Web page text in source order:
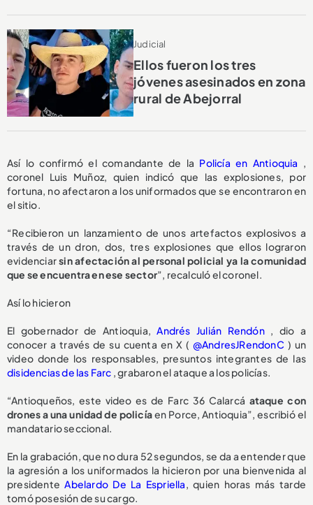
Judicial
Ellos fueron los tres
jóvenes asesinados en zona
rural de Abejorral
Así lo confirmó el comandante de la Policía en Antioquia
coronel Luis Muñoz, quien indicó que las explosiones, por
fortuna, no afectaron a los uniformados que se encontraron en
el sitio.
“Recibieron un lanzamiento de unos artefactos explosivos a
través de un dron, dos, tres explosiones que ellos lograron
evidenciarsin afectación al personal policial ya la comunidad
que se encuentra en ese sector”, recalculó el coronel.
Así lo hicieron
El gobernador de Antioquia, Andrés Julián Rendón, dio a
conocer a través de su cuenta en X ( @AndresJRendonC ) un
video donde los responsables, presuntos integrantes de las
disidencias de las Farc , grabaron el ataque a los policías.
“Antioqueños, este video es de Farc 36 Calarcá ataque con
drones a una unidad de policíaen Porce, Antioquia”, escribió el
mandatario seccional.
En la grabación, que no dura 52 segundos, se da a entender que
la agresión a los uniformados la hicieron por una bienvenida al
presidente Abelardo De La Espriella , quien horas más tarde
tomó posesión de su cargo.